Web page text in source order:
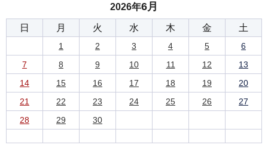
2026年6月
日 月 火 水 木 金 土
1 2 3 4 5
6
7
8 9 10 11 12
13
14
15 16 17 18 19
20
21
22 23 24 25 26
27
28
29 30